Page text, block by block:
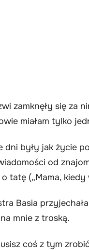
zamknęły się za
miałam tylko
dni były jak życie
od
tatę („Mama, kiedy
Basia
mnie z troską.
coś z tym